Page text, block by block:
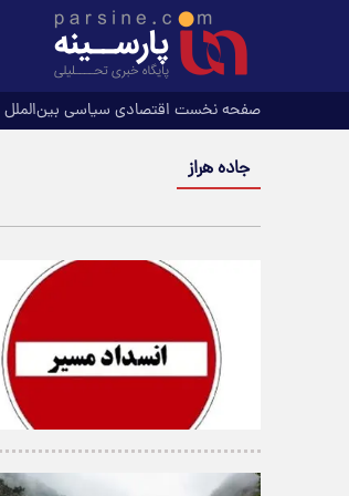
صفحه نخست اقتصادی سیاسی بین‌الملل
جاده هراز